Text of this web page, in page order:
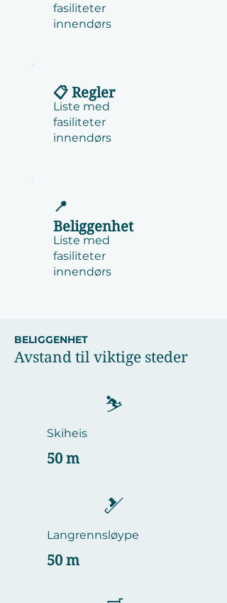
fasiliteter
innendørs
📋 Regler
Liste med
fasiliteter
innendørs
📍
Beliggenhet
Liste med
fasiliteter
innendørs
BELIGGENHET
Avstand til viktige steder
⛷️
Skiheis
50 m
🎿
Langrennsløype
50 m